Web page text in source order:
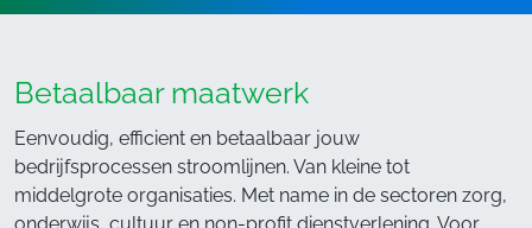
Betaalbaar maatwerk
Eenvoudig, efficient en betaalbaar jouw
bedrijfsprocessen stroomlijnen. Van kleine tot
middelgrote organisaties. Met name in de sectoren zorg,